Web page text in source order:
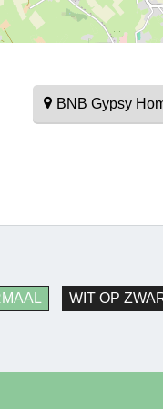
BNB Gypsy
WIT OP